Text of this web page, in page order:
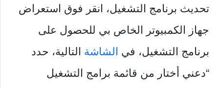
تحديث برنامج التشغيل، انقر فوق استعراض
جهاز الكمبيوتر الخاص بي للحصول على
برنامج التشغيل، في الشاشة التالية، حدد
“دعني أختار من قائمة برامج التشغيل